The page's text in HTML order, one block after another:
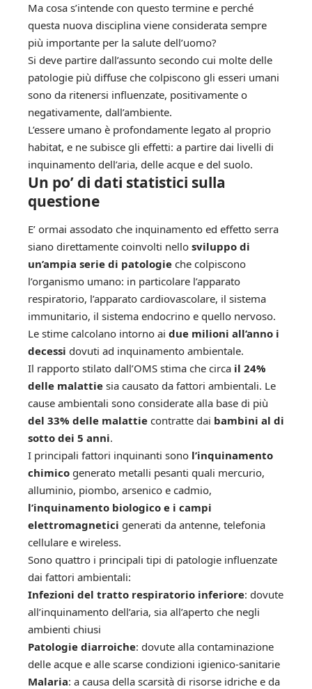
Ma cosa s’intende con questo termine e perché
questa nuova disciplina viene considerata sempre
più importante per la salute dell’uomo?
Si deve partire dall’assunto secondo cui molte delle
patologie più diffuse che colpiscono gli esseri umani
sono da ritenersi influenzate, positivamente o
negativamente, dall’ambiente.
L’essere umano è profondamente legato al proprio
habitat, e ne subisce gli effetti: a partire dai livelli di
inquinamento dell’aria, delle acque e del suolo.
Un po’ di dati statistici sulla
questione
E’ ormai assodato che inquinamento ed effetto serra
siano direttamente coinvolti nello sviluppo di
un’ampia serie di patologie che colpiscono
l’organismo umano: in particolare l’apparato
respiratorio, l’apparato cardiovascolare, il sistema
immunitario, il sistema endocrino e quello nervoso.
Le stime calcolano intorno ai due milioni all’anno i
decessi dovuti ad inquinamento ambientale.
Il rapporto stilato dall’OMS stima che circa il 24%
delle malattie sia causato da fattori ambientali. Le
cause ambientali sono considerate alla base di più
del 33% delle malattie contratte dai bambini al di
sotto dei 5 anni.
I principali fattori inquinanti sono l’inquinamento
chimico generato metalli pesanti quali mercurio,
alluminio, piombo, arsenico e cadmio,
l’inquinamento biologico e i campi
elettromagnetici generati da antenne, telefonia
cellulare e wireless.
Sono quattro i principali tipi di patologie influenzate
dai fattori ambientali:
Infezioni del tratto respiratorio inferiore: dovute
all’inquinamento dell’aria, sia all’aperto che negli
ambienti chiusi
Patologie diarroiche: dovute alla contaminazione
delle acque e alle scarse condizioni igienico-sanitarie
Malaria: a causa della scarsità di risorse idriche e da